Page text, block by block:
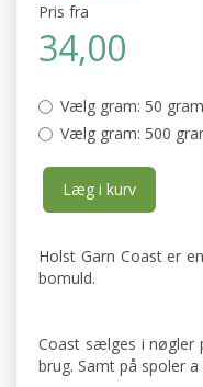
Pris fra
34,00
Vælg gram: 50 gram
Vælg gram: 500
Læg i kurv
Holst Garn Coast er
bomuld.
Coast sælges i nøgler
brug. Samt på spoler a